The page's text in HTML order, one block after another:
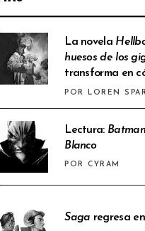
La novela
huesos de los
transforma en
POR LOREN
Lectura:
Blanco
POR CYRAM
Saga regresa